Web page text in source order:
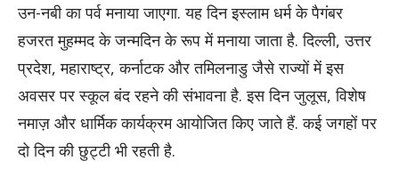
उन-नबी का पर्व मनाया जाएगा. यह दिन इस्लाम धर्म के पैगंबर
हजरत मुहम्मद के जन्मदिन के रूप में मनाया जाता है. दिल्ली, उत्तर
प्रदेश, महाराष्ट्र, कर्नाटक और तमिलनाडु जैसे राज्यों में इस
अवसर पर स्कूल बंद रहने की संभावना है. इस दिन जुलूस, विशेष
नमाज़ और धार्मिक कार्यक्रम आयोजित किए जाते हैं. कई जगहों पर
दो दिन की छुट्टी भी रहती है.